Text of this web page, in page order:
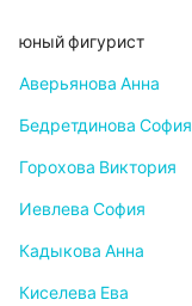
юный фигурист
Аверьянова Анна
Бедретдинова София
Горохова Виктория
Иевлева София
Кадыкова Анна
Киселева Ева